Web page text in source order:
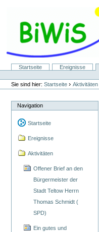
Navigation
SektionenStartseite Ereignisse
Benutzerspezifische
Werkzeuge
Sie sind hier: Startseite ›Aktivitäten
Navigation
Startseite
Ereignisse
Aktivitäten
Offener Brief an den
Bürgermeister der
Stadt Teltow Herrn
Thomas Schmidt (
SPD)
Ein gutes und